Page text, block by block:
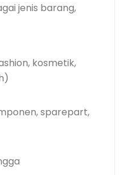
jenis barang,
kosmetik,
sparepart,